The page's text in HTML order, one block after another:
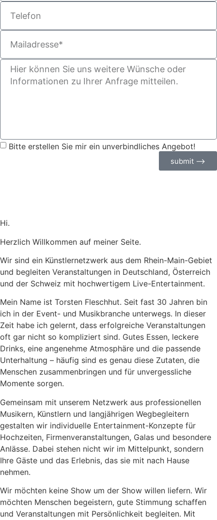
Bitte erstellen Sie mir ein unverbindliches Angebot!
submit ⟶
Hi.
Herzlich Willkommen auf meiner Seite.
Wir sind ein Künstlernetzwerk aus dem Rhein-Main-Gebiet
und begleiten Veranstaltungen in Deutschland, Österreich
und der Schweiz mit hochwertigem Live-Entertainment.
Mein Name ist Torsten Fleschhut. Seit fast 30 Jahren bin
ich in der Event- und Musikbranche unterwegs. In dieser
Zeit habe ich gelernt, dass erfolgreiche Veranstaltungen
oft gar nicht so kompliziert sind. Gutes Essen, leckere
Drinks, eine angenehme Atmosphäre und die passende
Unterhaltung – häufig sind es genau diese Zutaten, die
Menschen zusammenbringen und für unvergessliche
Momente sorgen.
Gemeinsam mit unserem Netzwerk aus professionellen
Musikern, Künstlern und langjährigen Wegbegleitern
gestalten wir individuelle Entertainment-Konzepte für
Hochzeiten, Firmenveranstaltungen, Galas und besondere
Anlässe. Dabei stehen nicht wir im Mittelpunkt, sondern
Ihre Gäste und das Erlebnis, das sie mit nach Hause
nehmen.
Wir möchten keine Show um der Show willen liefern. Wir
möchten Menschen begeistern, gute Stimmung schaffen
und Veranstaltungen mit Persönlichkeit begleiten. Mit